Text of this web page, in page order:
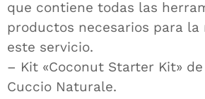
que contiene todas las
productos necesarios para la
este servicio.
– Kit «Coconut Starter Kit»
Cuccio Naturale.